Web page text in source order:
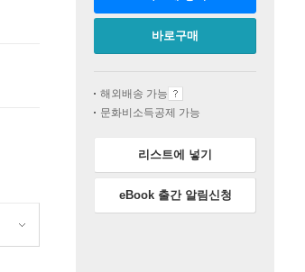
바로구매
해외배송 가능
문화비소득공제 가능
리스트에 넣기
eBook 출간 알림신청